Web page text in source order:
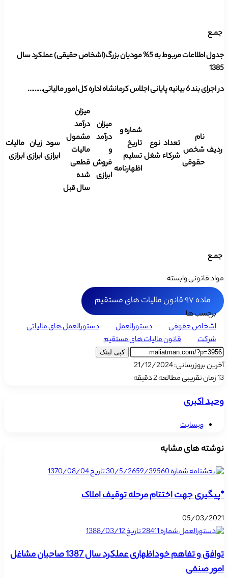
جمـع
جدول اطلاعات مربوط به 5% مودیان بزرگ(اشخاص حقیقی) عملکرد سال
1385
در اجرای بند 6 بیانیه پایانی اجلاس کرمانشاه اداره کل امور مالیاتی………
ردیف
نام
شخص
حقوقی
تعداد
شرکاء
نوع
شغل
شماره و
تاریخ
تسلیم
اظهارنامه
میزان
درآمد
و
فروش
ابرازی
میزان
درآمد
مشمول
مالیات
قطعی
شده
سال قبل
سود
ابرازی
زیان
ابرازی
مالیات
ابرازی
جمـع
مواد قانونی وابسته
ماده ۹۷ قانون مالیات های مستقیم
برچسب ها
اشخاص حقوقی
دستورالعمل
دستورالعمل های مالیاتی
شرکت
قانون مالیات های مستقیم
کپی لینک
آخرین بروزرسانی: 21/12/2024
13زمان تقریبی مطالعه 2 دقیقه
وحید اکبری
وبسایت
نوشته های مشابه
*پیگیری جهت اختتام مرحله توقیف املاک
05/03/2021
توافق و تفاهم خوداظهاری عملکرد سال 1387 صاحبان مشاغل
امور صنفی